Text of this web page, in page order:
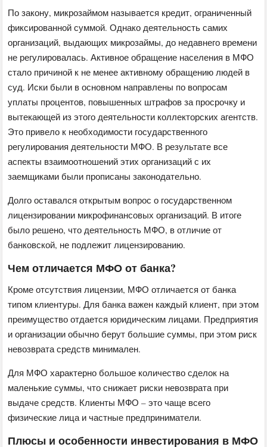
По закону, микрозаймом называется кредит, ограниченный
фиксированной суммой. Однако деятельность самих
организаций, выдающих микрозаймы, до недавнего времени
не регулировалась. Активное обращение населения в МФО
стало причиной к не менее активному обращению людей в
суд. Иски были в основном направлены по вопросам
уплаты процентов, повышенных штрафов за просрочку и
вытекающей из этого деятельности коллекторских агентств.
Это привело к необходимости государственного
регулирования деятельности МФО. В результате все
аспекты взаимоотношений этих организаций с их
заемщиками были прописаны законодательно.
Долго оставался открытым вопрос о государственном
лицензировании микрофинансовых организаций. В итоге
было решено, что деятельность МФО, в отличие от
банковской, не подлежит лицензированию.
Чем отличается МФО от банка?
Кроме отсутствия лицензии, МФО отличается от банка
типом клиентуры. Для банка важен каждый клиент, при этом
преимущество отдается юридическим лицами. Предприятия
и организации обычно берут большие суммы, при этом риск
невозврата средств минимален.
Для МФО характерно большое количество сделок на
маленькие суммы, что снижает риски невозврата при
выдаче средств. Клиенты МФО – это чаще всего
физические лица и частные предприниматели.
Плюсы и особенности инвестирования в МФО